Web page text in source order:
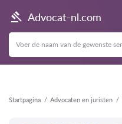
Advocat-nl.com
Startpagina Advocaten en juristen
Terug